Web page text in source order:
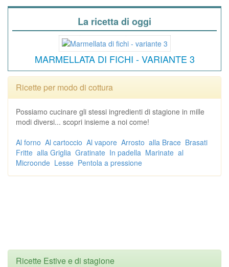
La ricetta di oggi
MARMELLATA DI FICHI - VARIANTE 3
Ricette per modo di cottura
Possiamo cucinare gli stessi ingredienti di stagione in mille
modi diversi... scopri insieme a noi come!
Al forno Al cartoccio Al vapore Arrosto alla Brace Brasati
Fritte alla Griglia Gratinate In padella Marinate al
Microonde Lesse Pentola a pressione
Ricette Estive e di stagione